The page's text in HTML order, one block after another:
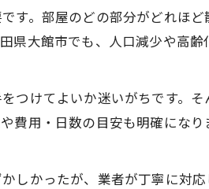
者世帯が抱えるごみ屋敷の悩
市の高齢化率とごみ屋敷増加
み屋敷自力片付けにかかる現実の
い方のためのごみ屋敷片付け
屋敷に困った時の効率的な作業
す。部屋のどの部分がどれほ
県大館市でも、人口減少や高
けてよいか迷いがちです。
費用・日数の目安も明確にな
しかったが、業者が丁寧に対